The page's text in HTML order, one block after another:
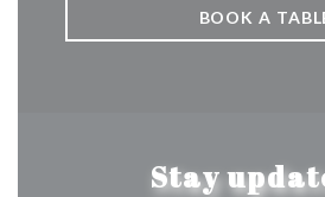
BOOK A
Stay